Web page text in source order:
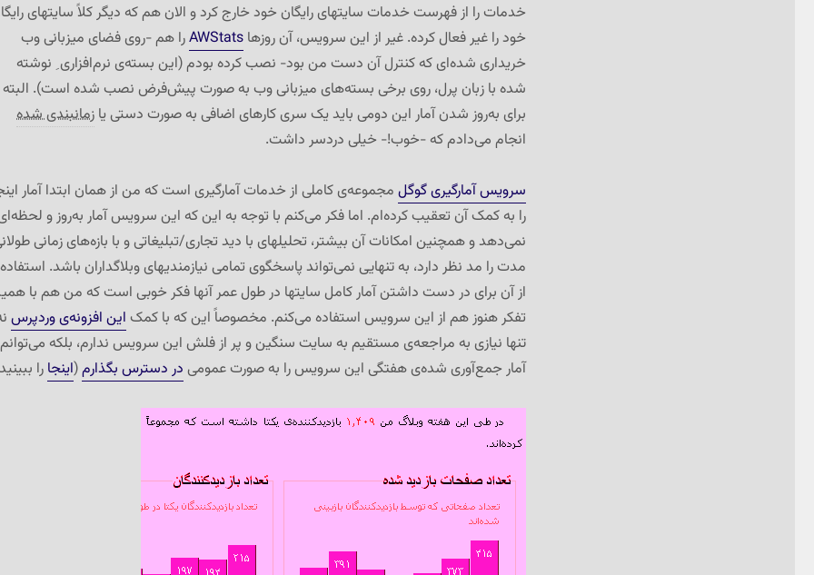
خدمات را از فهرست خدمات سایتهای رایگان خود خارج کرد و الان هم که دیگر کلاً سایتهای
خود را غیر فعال کرده. غیر از این سرویس، آن روزها AWStatsرا هم -روی فضای میزبانی وب
خریداری شده‌ای که کنترل آن دست من بود- نصب کرده بودم (این بسته‌ی نرم‌افزاری ِ نوشته
شده با زبان پرل، روی برخی بسته‌های میزبانی وب به صورت پیش‌فرض نصب شده است). البته
برای به‌روز شدن آمار این دومی باید یک سری کارهای اضافی به صورت دستی یا زمانبندی شده
انجام می‌دادم که -خوب!- خیلی دردسر داشت.
سرویس آمارگیری گوگلمجموعه‌ی کاملی از خدمات آمارگیری است که من از همان ابتدا آمار
را به کمک آن تعقیب کرده‌ام. اما فکر می‌کنم با توجه به این که این سرویس آمار به‌روز و
نمی‌دهد و همچنین امکانات آن بیشتر، تحلیلهای با دید تجاری/تبلیغاتی و با بازه‌های زمانی
مدت را مد نظر دارد، به تنهایی نمی‌تواند پاسخگوی تمامی نیازمندیهای وبلاگداران باشد. استفاده
از آن برای در دست داشتن آمار کامل سایتها در طول عمر آنها فکر خوبی است که من هم با
تفکر هنوز هم از این سرویس استفاده می‌کنم. مخصوصاً این که با کمک این افزونه‌ی وردپرس
تنها نیازی به مراجعه‌ی مستقیم به سایت سنگین و پر از فلش این سرویس ندارم، بلکه می‌توانم
آمار جمع‌آوری شده‌ی هفتگی این سرویس را به صورت عمومی در دسترس بگذارم(اینجا را